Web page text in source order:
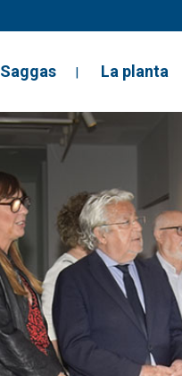
Saggas La planta